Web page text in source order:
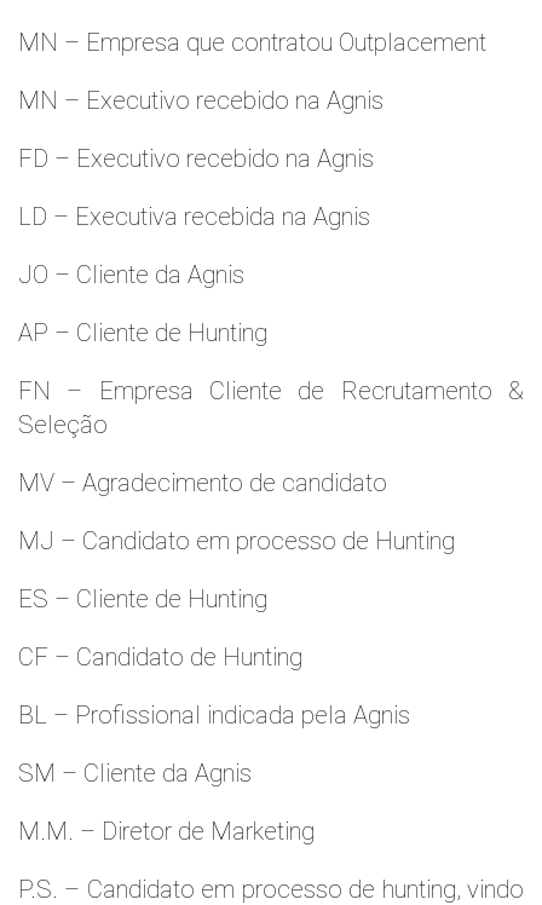
MN – Empresa que contratou Outplacement
MN – Executivo recebido na Agnis
FD – Executivo recebido na Agnis
LD – Executiva recebida na Agnis
JO – Cliente da Agnis
AP – Cliente de Hunting
FN – Empresa Cliente de Recrutamento &
Seleção
MV – Agradecimento de candidato
MJ – Candidato em processo de Hunting
ES – Cliente de Hunting
CF – Candidato de Hunting
BL – Profissional indicada pela Agnis
SM – Cliente da Agnis
M.M. – Diretor de Marketing
P.S. – Candidato em processo de hunting, vindo